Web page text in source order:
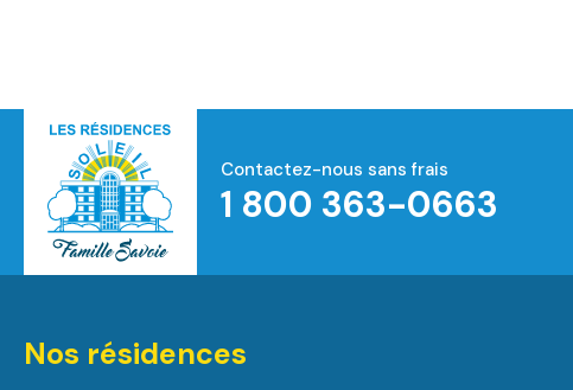
Accueil
Contactez-nous sans frais
1 800 363-0663
Nos résidences